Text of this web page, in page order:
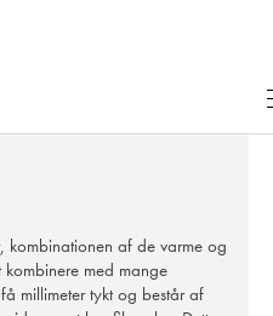
kombinationen af de varme og
med mange
millimeter tykt og består af